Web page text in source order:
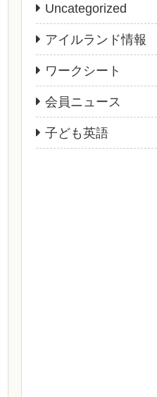
Uncategorized
アイルランド情報
ワークシート
会員ニュース
子ども英語